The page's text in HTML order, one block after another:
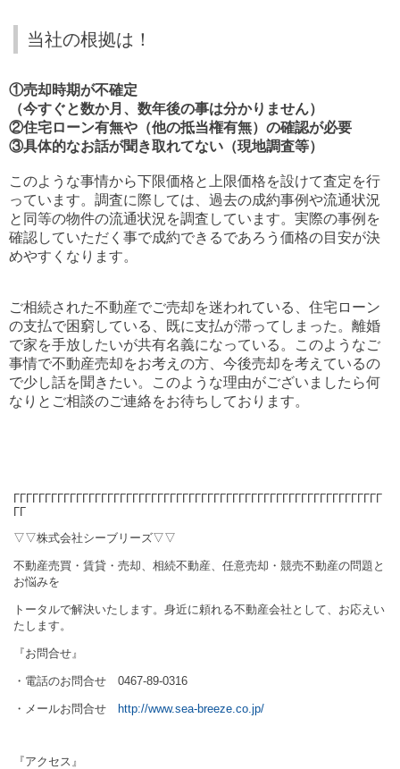
当社の根拠は！
①売却時期が不確定
（今すぐと数か月、数年後の事は分かりません）
②住宅ローン有無や（他の抵当権有無）の確認が必要
③具体的なお話が聞き取れてない（現地調査等）
このような事情から下限価格と上限価格を設けて査定を行
っています。調査に際しては、過去の成約事例や流通状況
と同等の物件の流通状況を調査しています。実際の事例を
確認していただく事で成約できるであろう価格の目安が決
めやすくなります。
ご相続された不動産でご売却を迷われている、住宅ローン
の支払で困窮している、既に支払が滞ってしまった。離婚
で家を手放したいが共有名義になっている。このようなご
事情で不動産売却をお考えの方、今後売却を考えているの
で少し話を聞きたい。このような理由がございましたら何
なりとご相談のご連絡をお待ちしております。
ΓΓΓΓΓΓΓΓΓΓΓΓΓΓΓΓΓΓΓΓΓΓΓΓΓΓΓΓΓΓΓΓΓΓΓΓΓΓΓΓΓΓΓΓΓΓΓΓΓΓΓΓΓΓΓΓΓΓΓ
ΓΓ
▽▽株式会社シーブリーズ▽▽
不動産売買・賃貸・売却、相続不動産、任意売却・競売不動産の問題と
お悩みを
トータルで解決いたします。身近に頼れる不動産会社として、お応えい
たします。
『お問合せ』
・電話のお問合せ 0467-89-0316
・メールお問合せ http://www.sea-breeze.co.jp/
『アクセス』